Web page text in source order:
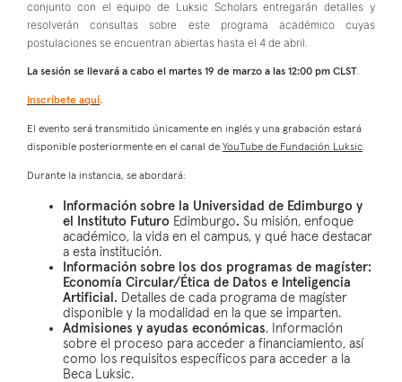
conjunto con el equipo de Luksic Scholars entregarán detalles y
resolverán consultas sobre este programa académico cuyas
postulaciones se encuentran abiertas hasta el 4 de abril.
La sesión se llevará a cabo el martes 19 de marzo a las 12:00 pm CLST.
Inscríbete aquí.
El evento será transmitido únicamente en inglés y una grabación estará
disponible posteriormente en el canal de YouTube de Fundación Luksic.
Durante la instancia, se abordará:
Información sobre la Universidad de Edimburgo y
el Instituto Futuro Edimburgo. Su misión, enfoque
académico, la vida en el campus, y qué hace destacar
a esta institución.
Información sobre los dos programas de magíster:
Economía Circular/Ética de Datos e Inteligencia
Artificial. Detalles de cada programa de magíster
disponible y la modalidad en la que se imparten.
Admisiones y ayudas económicas. Información
sobre el proceso para acceder a financiamiento, así
como los requisitos específicos para acceder a la
Beca Luksic.